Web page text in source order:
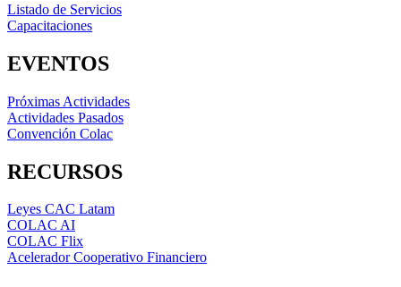
Listado de Servicios
Capacitaciones
EVENTOS
Próximas Actividades
Actividades Pasados
Convención Colac
RECURSOS
Leyes CAC Latam
COLAC AI
COLAC Flix
Acelerador Cooperativo Financiero